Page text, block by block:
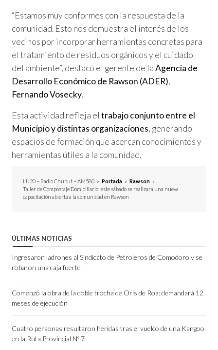
“Estamos muy conformes con la respuesta de la
comunidad. Esto nos demuestra el interés de los
vecinos por incorporar herramientas concretas para
el tratamiento de residuos orgánicos y el cuidado
del ambiente”, destacó el gerente de laAgencia de
Desarrollo Económico de Rawson (ADER),
Fernando Vosecky.
Esta actividad refleja el trabajo conjunto entre el
Municipio y distintas organizaciones, generando
espacios de formación que acercan conocimientos y
herramientas útiles a la comunidad.
LU20 – Radio Chubut – AM580 » Portada » Rawson »
Taller de Compostaje Domiciliario: este sábado se realizará una nueva
capacitación abierta a la comunidad en Rawson
ÚLTIMAS NOTICIAS
Ingresaron ladrones al Sindicato de Petroleros de Comodoro y se
robaron una caja fuerte
Comenzó la obra de la doble trocha de Oris de Roa: demandará 12
meses de ejecución
Cuatro personas resultaron heridas tras el vuelco de una Kangoo
en la Ruta Provincial Nº 7